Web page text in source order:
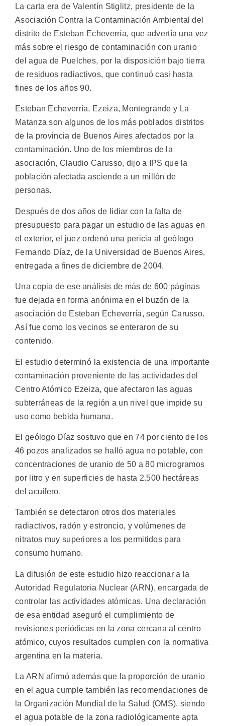
La carta era de Valentín Stiglitz, presidente de la
Asociación Contra la Contaminación Ambiental del
distrito de Esteban Echeverría, que advertía una vez
más sobre el riesgo de contaminación con uranio
del agua de Puelches, por la disposición bajo tierra
de residuos radiactivos, que continuó casi hasta
fines de los años 90.
Esteban Echeverría, Ezeiza, Montegrande y La
Matanza son algunos de los más poblados distritos
de la provincia de Buenos Aires afectados por la
contaminación. Uno de los miembros de la
asociación, Claudio Carusso, dijo a IPS que la
población afectada asciende a un millón de
personas.
Después de dos años de lidiar con la falta de
presupuesto para pagar un estudio de las aguas en
el exterior, el juez ordenó una pericia al geólogo
Fernando Díaz, de la Universidad de Buenos Aires,
entregada a fines de diciembre de 2004.
Una copia de ese análisis de más de 600 páginas
fue dejada en forma anónima en el buzón de la
asociación de Esteban Echeverría, según Carusso.
Así fue como los vecinos se enteraron de su
contenido.
El estudio determinó la existencia de una importante
contaminación proveniente de las actividades del
Centro Atómico Ezeiza, que afectaron las aguas
subterráneas de la región a un nivel que impide su
uso como bebida humana.
El geólogo Díaz sostuvo que en 74 por ciento de los
46 pozos analizados se halló agua no potable, con
concentraciones de uranio de 50 a 80 microgramos
por litro y en superficies de hasta 2.500 hectáreas
del acuífero.
También se detectaron otros dos materiales
radiactivos, radón y estroncio, y volúmenes de
nitratos muy superiores a los permitidos para
consumo humano.
La difusión de este estudio hizo reaccionar a la
Autoridad Regulatoria Nuclear (ARN), encargada de
controlar las actividades atómicas. Una declaración
de esa entidad aseguró el cumplimiento de
revisiones periódicas en la zona cercana al centro
atómico, cuyos resultados cumplen con la normativa
argentina en la materia.
La ARN afirmó además que la proporción de uranio
en el agua cumple también las recomendaciones de
la Organización Mundial de la Salud (OMS), siendo
el agua potable de la zona radiológicamente apta